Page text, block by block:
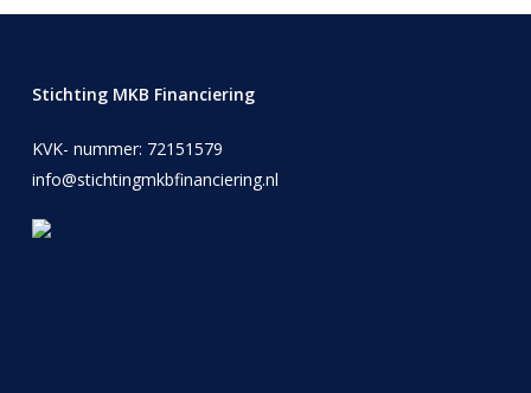
Stichting MKB Financiering
KVK- nummer: 72151579
info@stichtingmkbfinanciering.nl